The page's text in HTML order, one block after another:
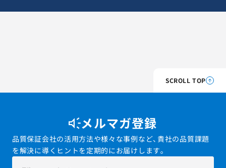
SCROLL TOP
メルマガ登録
品質保証会社の活用方法や様々な事例など、貴社の品質課題
を解決に導くヒントを定期的にお届けします。